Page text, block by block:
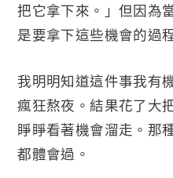
把它拿下來。」但因為
是要拿下這些機會的過
我明明知道這件事我有
瘋狂熬夜。結果花了大
睜睜看著機會溜走。那
都體會過。